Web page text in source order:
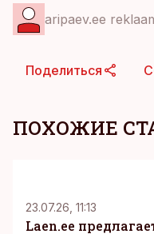
aripaev.ee
Поделиться
ПОХОЖИЕ
23.07.26, 11:13
Laen.ee